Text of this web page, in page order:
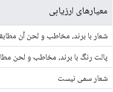
معیارهای ارزیابی
شعار با برند، مخاطب و لحن آن
پالت رنگ با برند، مخاطب و لحن
شعار سمی نیست